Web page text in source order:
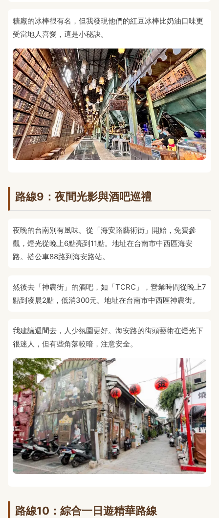
糖廠的冰棒很有名，但我發現他們的紅豆冰棒比奶油口味更
受當地人喜愛，這是小秘訣。
路線9：夜間光影與酒吧巡禮
夜晚的台南別有風味。從「海安路藝術街」開始，免費參
觀，燈光從晚上6點亮到11點。地址在台南市中西區海安
路。搭公車88路到海安路站。
然後去「神農街」的酒吧，如「TCRC」，營業時間從晚上7
點到凌晨2點，低消300元。地址在台南市中西區神農街。
我建議週間去，人少氛圍更好。海安路的街頭藝術在燈光下
很迷人，但有些角落較暗，注意安全。
路線10：綜合一日遊精華路線